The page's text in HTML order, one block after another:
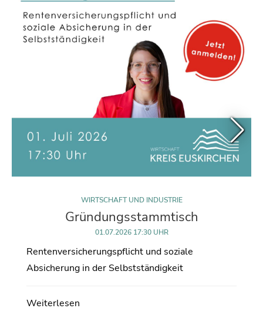
WIRTSCHAFT UND INDUSTRIE
Gründungsstammtisch
01.07.2026 17:30 UHR
Rentenversicherungspflicht und soziale
Absicherung in der Selbstständigkeit
Weiterlesen